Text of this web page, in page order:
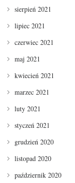
sierpień 2021
lipiec 2021
czerwiec 2021
maj 2021
kwiecień 2021
marzec 2021
luty 2021
styczeń 2021
grudzień 2020
listopad 2020
październik 2020